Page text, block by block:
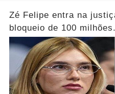
Zé Felipe entra na
bloqueio de 100